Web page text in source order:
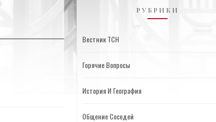
РУБРИКИ
Вестник ТСН
Горячие Вопросы
История И География
Общение Соседей